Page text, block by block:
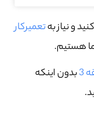
و نیاز بهتعمیرکار
هستیم.
3 بدون اینکه